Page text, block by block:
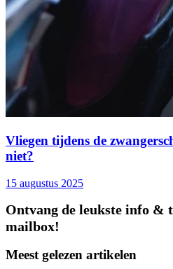
Vliegen tijdens de
niet?
15 augustus 2025
Ontvang de leukste info &
mailbox!
Meest gelezen artikelen